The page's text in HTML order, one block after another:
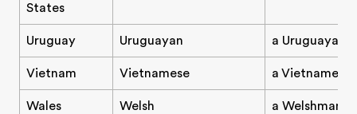
States
Uruguay Uruguayan a Uruguayan
Vietnam Vietnamese a Vietnamese
Wales Welsh a Welshman/